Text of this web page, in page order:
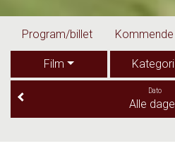
Program/billet Kommende
Film Kategori
Dato
Alle dage